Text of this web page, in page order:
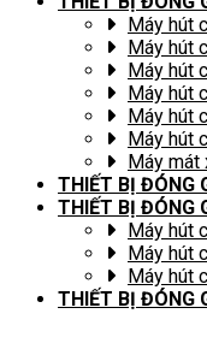
Máy hút
Máy hút
Máy hút
Máy hút
Máy hút
Máy hút
Máy mát
THIẾT BỊ ĐÓNG
THIẾT BỊ ĐÓNG
Máy hút
Máy hút
Máy hút
THIẾT BỊ ĐÓNG